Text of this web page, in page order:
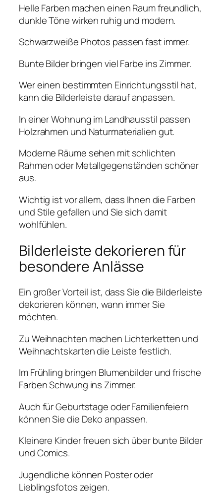
Helle Farben machen einen Raum freundlich,
dunkle Töne wirken ruhig und modern.
Schwarzweiße Photos passen fast immer.
Bunte Bilder bringen viel Farbe ins Zimmer.
Wer einen bestimmten Einrichtungsstil hat,
kann die Bilderleiste darauf anpassen.
In einer Wohnung im Landhausstil passen
Holzrahmen und Naturmaterialien gut.
Moderne Räume sehen mit schlichten
Rahmen oder Metallgegenständen schöner
aus.
Wichtig ist vor allem, dass Ihnen die Farben
und Stile gefallen und Sie sich damit
wohlfühlen.
Bilderleiste dekorieren für
besondere Anlässe
Ein großer Vorteil ist, dass Sie die Bilderleiste
dekorieren können, wann immer Sie
möchten.
Zu Weihnachten machen Lichterketten und
Weihnachtskarten die Leiste festlich.
Im Frühling bringen Blumenbilder und frische
Farben Schwung ins Zimmer.
Auch für Geburtstage oder Familienfeiern
können Sie die Deko anpassen.
Kleinere Kinder freuen sich über bunte Bilder
und Comics.
Jugendliche können Poster oder
Lieblingsfotos zeigen.